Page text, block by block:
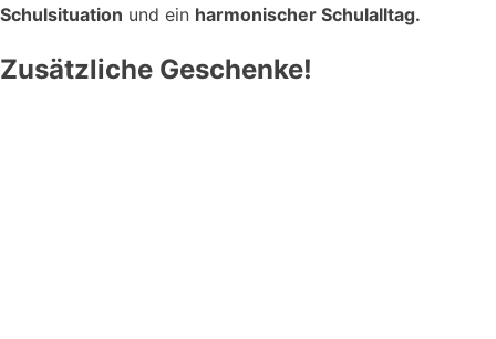
Schulsituation und ein harmonischer Schulalltag.
Zusätzliche Geschenke!